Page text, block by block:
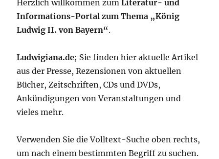
Herzlich willkommen zumLiteratur- und
Informations-Portal zum Thema „König
Ludwig II. von Bayern“.
Ludwigiana.de; Sie finden hier aktuelle Artikel
aus der Presse, Rezensionen von aktuellen
Bücher, Zeitschriften, CDs und DVDs,
Ankündigungen von Veranstaltungen und
vieles mehr.
Verwenden Sie die Volltext-Suche oben rechts,
um nach einem bestimmten Begriff zu suchen.